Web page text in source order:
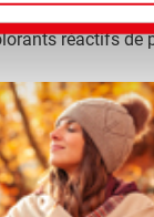
réactifs de